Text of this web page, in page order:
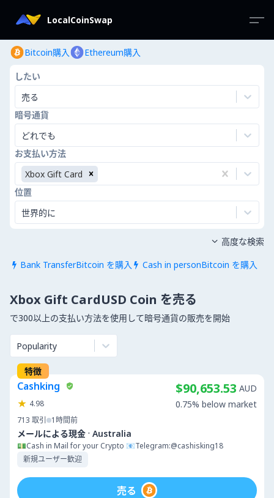
LocalCoinSwap
Bitcoin購入 Ethereum購入
したい
売る
暗号通貨
どれでも
お支払い方法
Xbox Gift Card
位置
世界的に
 Bank TransferBitcoin を購入  Cash in personBitcoin を購入
 高度な検索
Xbox Gift CardUSD Coin を売る
で300以上の支払い方法を使用して暗号通貨の販売を開始
Popularity
特徴
Cashking
4.98
713 取引 1時間前
メールによる現金 · Australia
💵Cash in Mail for your Crypto 📧Telegram:@cashisking18
新規ユーザー歓迎
$90,653.53 AUD
0.75% below market
売る